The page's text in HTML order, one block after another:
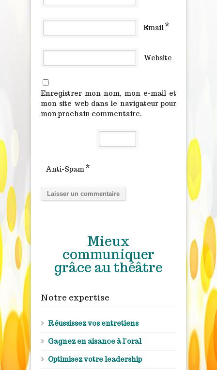
Email*
Website
Enregistrer mon nom, mon e-mail et
mon site web dans le navigateur pour
mon prochain commentaire.
Anti-Spam*
Mieux
communiquer
grâce au théâtre
Notre expertise
Réussissez vos entretiens
Gagnez en aisance à l’oral
Optimisez votre leadership